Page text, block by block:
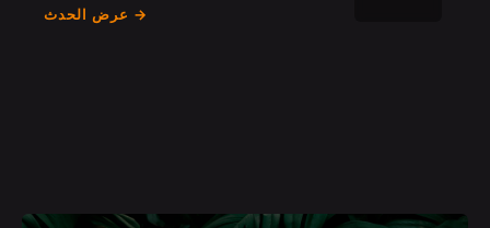
عرض الحدث →